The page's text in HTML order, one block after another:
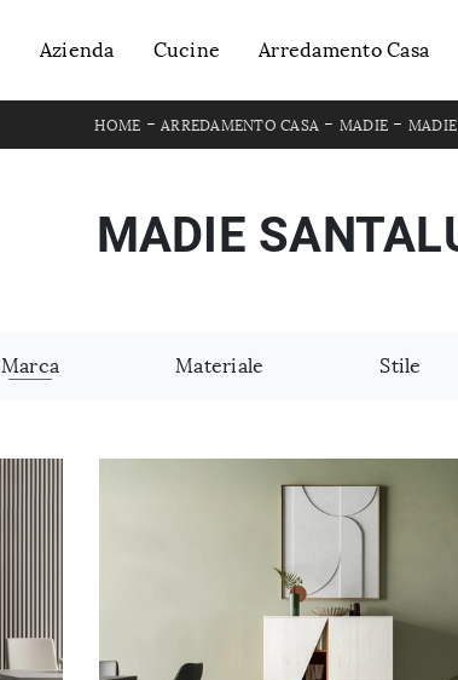
Azienda Cucine Arredamento Casa
HOME - ARREDAMENTO CASA - MADIE -
MADIE
Marca Materiale Stile